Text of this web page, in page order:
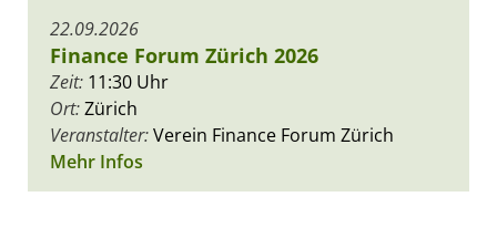
22.09.2026
Finance Forum Zürich 2026
Zeit: 11:30 Uhr
Ort:Zürich
Veranstalter:Verein Finance Forum Zürich
Mehr Infos